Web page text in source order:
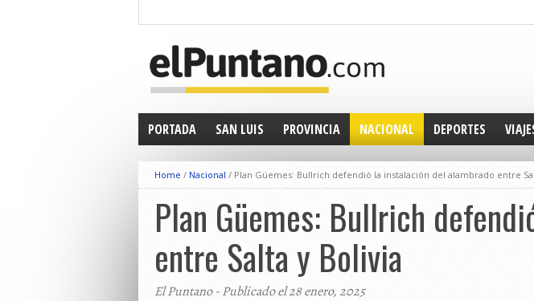
PORTADA SAN LUIS PROVINCIA NACIONAL DEPORTES
Home / Nacional / Plan Güemes: Bullrich defendió la instalación del alambrado entre
Plan Güemes: Bullrich
entre Salta y Bolivia
El Puntano - Publicado el 28 enero, 2025